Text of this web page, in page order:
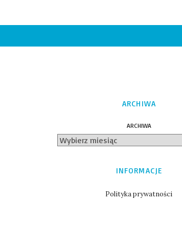
ARCHIWA
ARCHIWA
INFORMACJE
Polityka prywatności